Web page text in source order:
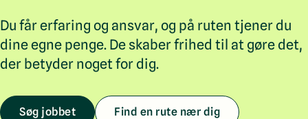
Du får erfaring og ansvar, og på ruten tjener du
dine egne penge. De skaber frihed til at gøre det,
der betyder noget for dig.
Søg jobbet Find en rute nær dig